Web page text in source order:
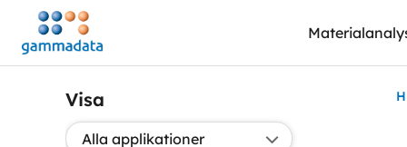
Hoppa
huvudinnehållt
Visa
Välj applikation: